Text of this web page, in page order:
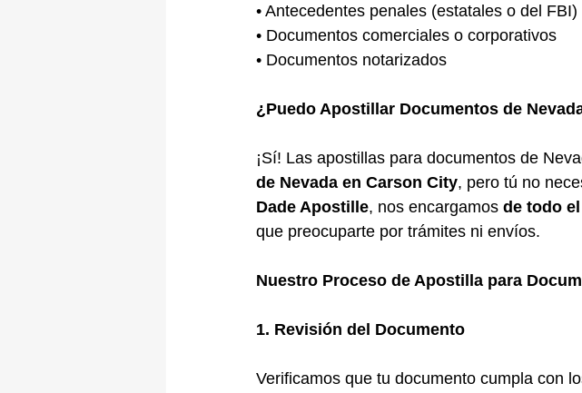
• Antecedentes penales (estatales o del FBI)
• Documentos comerciales o corporativos
• Documentos notarizados
¿Puedo Apostillar Documentos de
¡Sí! Las apostillas para documentos de
de Nevada en Carson City, pero tú no
Dade Apostille, nos encargamos de todo
que preocuparte por trámites ni envíos.
Nuestro Proceso de Apostilla para
1. Revisión del Documento
Verificamos que tu documento cumpla con